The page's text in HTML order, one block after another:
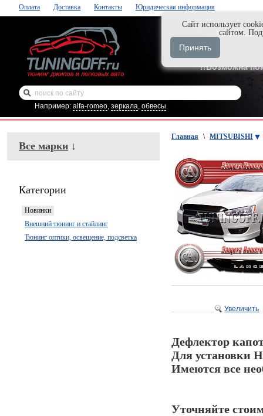
Оплата Доставка Контакты Юридическая информация
Нажми и
+7-929-495-
!!Возможна
Например: alfa-romeo, зеркала, обвесы
Все марки ↓
Категории
Новинки
Внешний тюнинг и стайлинг
Тюнинг оптики, освещение, подсветка
Главная \ MITSUBISHI
Увеличить
Дефлектор
Для установки
Имеются все
Уточняйте
Cайт использует
сайтом.
Принять